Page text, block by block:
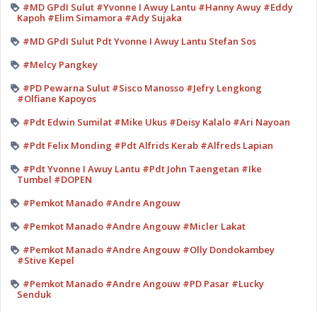
#MD GPdI Sulut #Yvonne I Awuy Lantu #Hanny Awuy #Eddy
Kapoh #Elim Simamora #Ady Sujaka
#MD GPdI Sulut Pdt Yvonne I Awuy Lantu Stefan Sos
#Melcy Pangkey
#PD Pewarna Sulut #Sisco Manosso #Jefry Lengkong
#Olfiane Kapoyos
#Pdt Edwin Sumilat #Mike Ukus #Deisy Kalalo #Ari Nayoan
#Pdt Felix Monding #Pdt Alfrids Kerab #Alfreds Lapian
#Pdt Yvonne I Awuy Lantu #Pdt John Taengetan #Ike
Tumbel #DOPEN
#Pemkot Manado #Andre Angouw
#Pemkot Manado #Andre Angouw #Micler Lakat
#Pemkot Manado #Andre Angouw #Olly Dondokambey
#Stive Kepel
#Pemkot Manado #Andre Angouw #PD Pasar #Lucky
Senduk